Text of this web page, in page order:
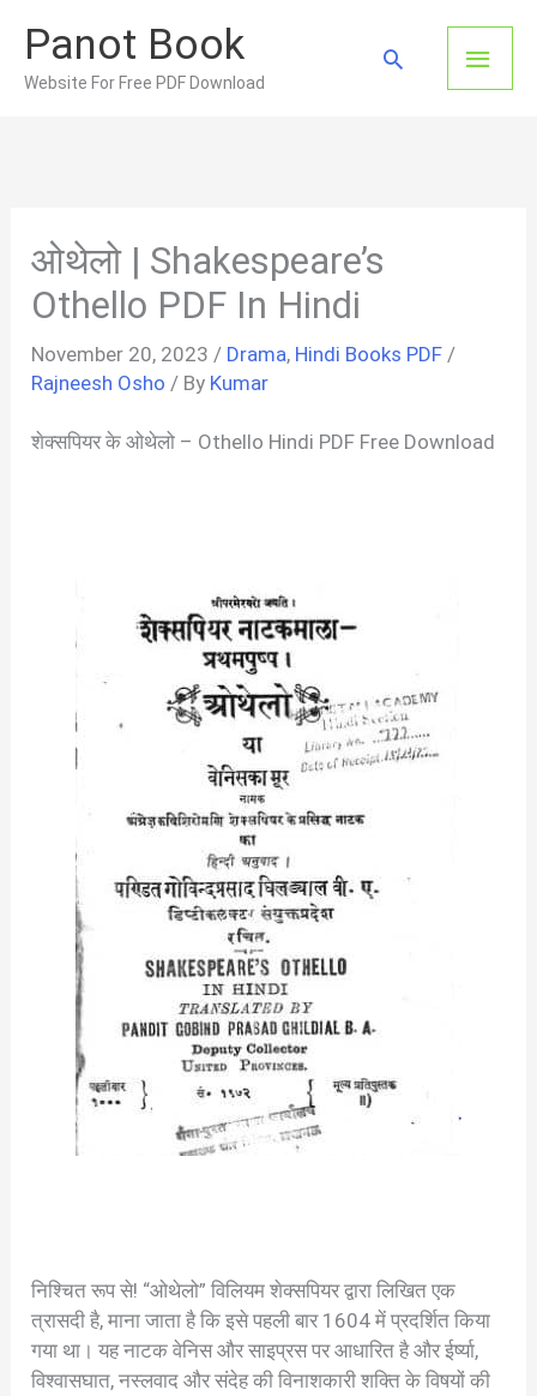
content
Panot Book
Website For Free PDF Download
Main
Search
ओथेलो | Shakespeare’s
Othello PDF In Hindi
November 20, 2023 / Drama, Hindi Books PDF /
Rajneesh Osho / By Kumar
शेक्सपियर के ओथेलो – Othello Hindi PDF Free Download
निश्चित रूप से! “ओथेलो” विलियम शेक्सपियर द्वारा लिखित एक
त्रासदी है, माना जाता है कि इसे पहली बार 1604 में प्रदर्शित किया
गया था। यह नाटक वेनिस और साइप्रस पर आधारित है और ईर्ष्या,
विश्वासघात, नस्लवाद और संदेह की विनाशकारी शक्ति के विषयों की